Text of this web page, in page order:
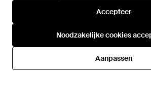
Accepteer
Noodzakelijke cookies
Aanpassen
Hulp en informatie